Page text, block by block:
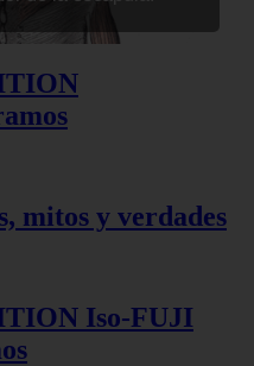
mitos y verdades
Iso-FUJI